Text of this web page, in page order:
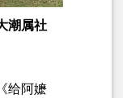
潮属社
给阿嬷